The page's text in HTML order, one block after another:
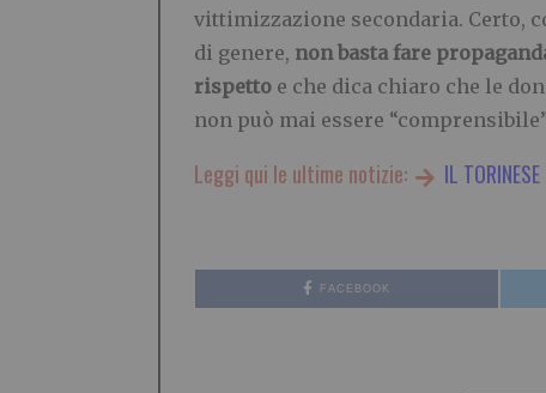
vittimizzazione secondaria. Certo,
di genere, non basta fare
rispetto e che dica chiaro che le
non può mai essere
Leggi qui le ultime notizie: IL TORINESE
FACEBOOK